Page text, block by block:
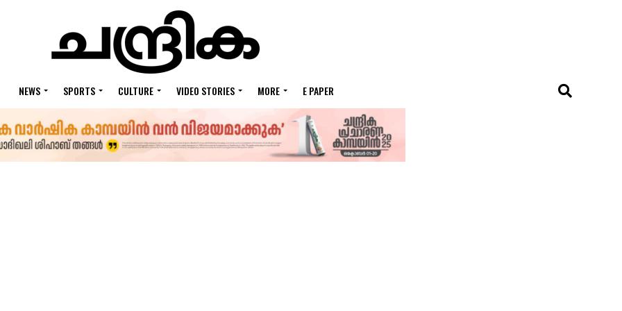
NEWS SPORTS CULTURE VIDEO STORIES MORE E PAPER